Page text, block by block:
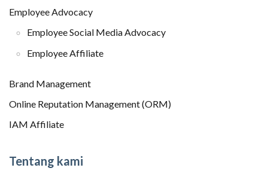
Employee Advocacy
Employee Social Media Advocacy
Employee Affiliate
Brand Management
Online Reputation Management (ORM)
IAM Affiliate
Tentang kami